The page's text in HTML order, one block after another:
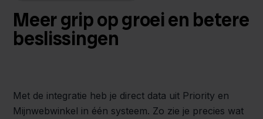
Meer grip op groei en betere
beslissingen
Met de integratie heb je direct data uit Priority en
Mijnwebwinkel in één systeem. Zo zie je precies wat